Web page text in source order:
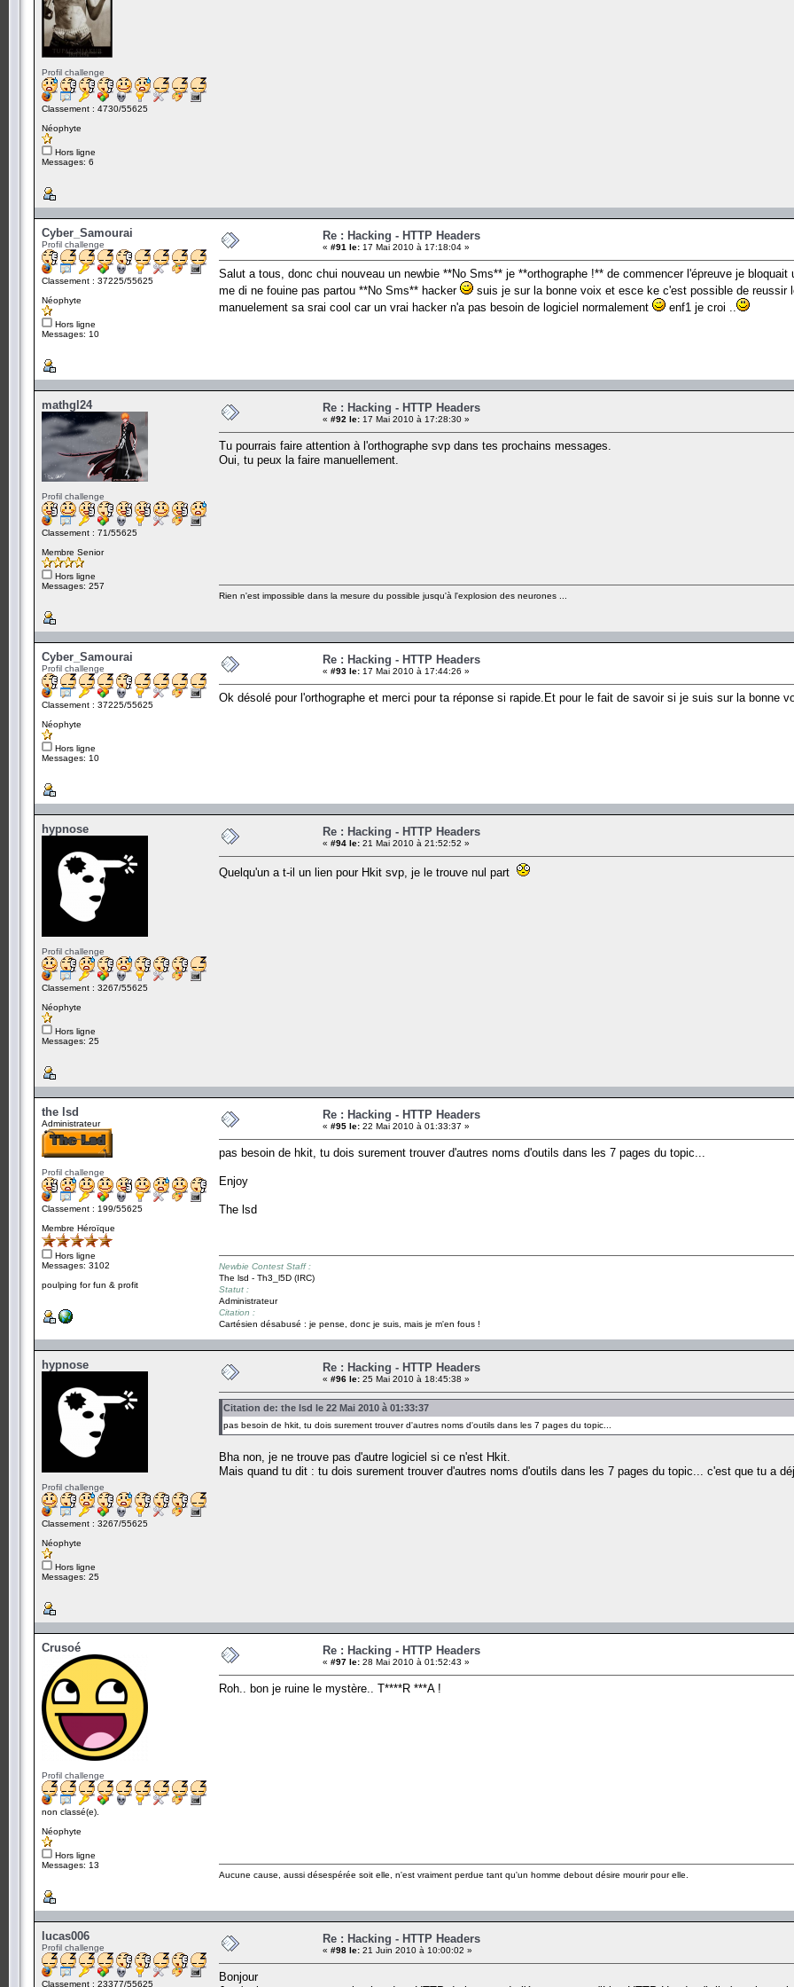
Profil challenge
Classement : 4730/55625
Néophyte
Hors ligne
Messages: 6
Cyber_Samourai
Profil challenge
Classement : 37225/55625
Néophyte
Hors ligne
Messages: 10
Re : Hacking - HTTP Headers
« #91 le: 17 Mai 2010 à 17:18:04 »
Salut a tous, donc chui nouveau un newbie **No Sms** je **orthographe !** de commencer l'épreuve je
me di ne fouine pas partou **No Sms** hacker
suis je sur la bonne voix et esce ke c'est possible de
manuelement sa srai cool car un vrai hacker n'a pas besoin de logiciel normalement
enf1 je croi ..
mathgl24
Profil challenge
Classement : 71/55625
Membre Senior
Hors ligne
Messages: 257
Re : Hacking - HTTP Headers
« #92 le: 17 Mai 2010 à 17:28:30 »
Tu pourrais faire attention à l'orthographe svp dans tes prochains messages.
Oui, tu peux la faire manuellement.
Rien n'est impossible dans la mesure du possible jusqu'à l'explosion des neurones ...
Cyber_Samourai
Profil challenge
Classement : 37225/55625
Néophyte
Hors ligne
Messages: 10
Re : Hacking - HTTP Headers
« #93 le: 17 Mai 2010 à 17:44:26 »
Ok désolé pour l'orthographe et merci pour ta réponse si rapide.Et pour le fait de savoir si je suis sur la bonne
hypnose
Profil challenge
Classement : 3267/55625
Néophyte
Hors ligne
Messages: 25
Re : Hacking - HTTP Headers
« #94 le: 21 Mai 2010 à 21:52:52 »
Quelqu'un a t-il un lien pour Hkit svp, je le trouve nul part
the lsd
Administrateur
Profil challenge
Classement : 199/55625
Membre Héroïque
Hors ligne
Messages: 3102
poulping for fun & profit
Re : Hacking - HTTP Headers
« #95 le: 22 Mai 2010 à 01:33:37 »
pas besoin de hkit, tu dois surement trouver d'autres noms d'outils dans les 7 pages du topic...
Enjoy
The lsd
Newbie Contest Staff :
The lsd - Th3_l5D (IRC)
Statut :
Administrateur
Citation :
Cartésien désabusé : je pense, donc je suis, mais je m'en fous !
hypnose
Profil challenge
Classement : 3267/55625
Néophyte
Hors ligne
Messages: 25
Re : Hacking - HTTP Headers
« #96 le: 25 Mai 2010 à 18:45:38 »
Citation de: the lsd le 22 Mai 2010 à 01:33:37
pas besoin de hkit, tu dois surement trouver d'autres noms d'outils dans les 7 pages du topic...
Bha non, je ne trouve pas d'autre logiciel si ce n'est Hkit.
Mais quand tu dit : tu dois surement trouver d'autres noms d'outils dans les 7 pages du topic... c'est que tu a
Crusoé
Profil challenge
non classé(e).
Néophyte
Hors ligne
Messages: 13
Re : Hacking - HTTP Headers
« #97 le: 28 Mai 2010 à 01:52:43 »
Roh.. bon je ruine le mystère.. T****R ***A !
Aucune cause, aussi désespérée soit elle, n'est vraiment perdue tant qu'un homme debout désire mourir pour elle.
lucas006
Profil challenge
Classement : 23377/55625
Re : Hacking - HTTP Headers
« #98 le: 21 Juin 2010 à 10:00:02 »
Bonjour